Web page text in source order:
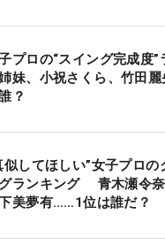
プロの“スイング完成度”
妹、小祝さくら、竹田
？
似してほしい”女子プロの
ランキング 青木瀬令奈
美夢有……1位は誰だ？